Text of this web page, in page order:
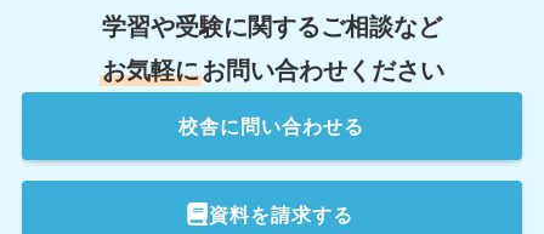
学習や受験に関するご相談など
お気軽にお問い合わせください
校舎に問い合わせる
資料を請求する